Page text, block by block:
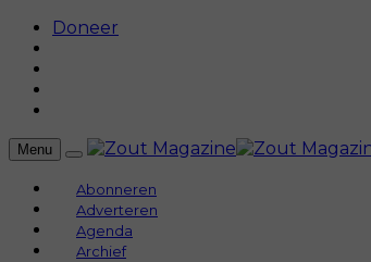
Doneer
Menu
Abonneren
Adverteren
Agenda
Archief